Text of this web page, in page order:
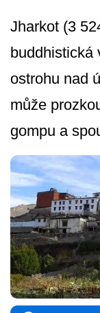
Jharkot (3
buddhistická
ostrohu nad
může
gompu a